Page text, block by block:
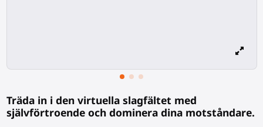
Träda in i den virtuella slagfältet med
självförtroende och dominera dina motståndare.